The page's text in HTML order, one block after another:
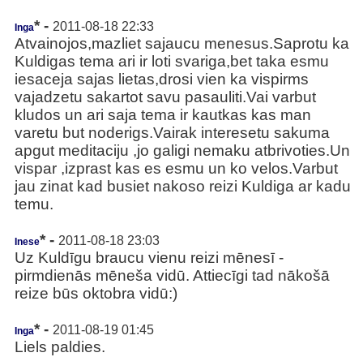
Inga* - 2011-08-18 22:33
Atvainojos,mazliet sajaucu menesus.Saprotu ka
Kuldigas tema ari ir loti svariga,bet taka esmu
iesaceja sajas lietas,drosi vien ka vispirms
vajadzetu sakartot savu pasauliti.Vai varbut
kludos un ari saja tema ir kautkas kas man
varetu but noderigs.Vairak interesetu sakuma
apgut meditaciju ,jo galigi nemaku atbrivoties.Un
vispar ,izprast kas es esmu un ko velos.Varbut
jau zinat kad busiet nakoso reizi Kuldiga ar kadu
temu.
Inese* - 2011-08-18 23:03
Uz Kuldīgu braucu vienu reizi mēnesī -
pirmdienās mēneša vidū. Attiecīgi tad nākošā
reize būs oktobra vidū:)
Inga* - 2011-08-19 01:45
Liels paldies.